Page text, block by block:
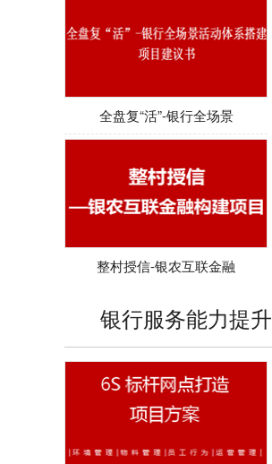
全盘复“活”-银行全场景
整村授信-银农互联金融
银行服务能力提升